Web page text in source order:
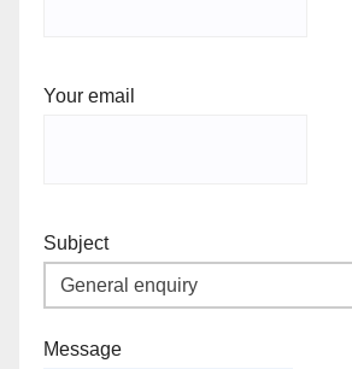
Your email
Subject
Message